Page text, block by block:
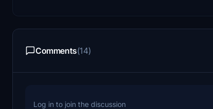
Comments(14)
Log in to join the discussion